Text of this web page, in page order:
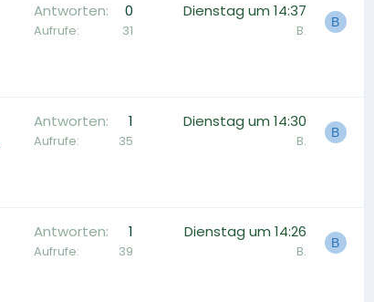
Antworten 0
Aufrufe 31
Dienstag um 14:37
B. B
Antworten 1
Aufrufe 35
Dienstag um 14:30
B. B
Antworten 1
Aufrufe 39
Dienstag um 14:26
B. B